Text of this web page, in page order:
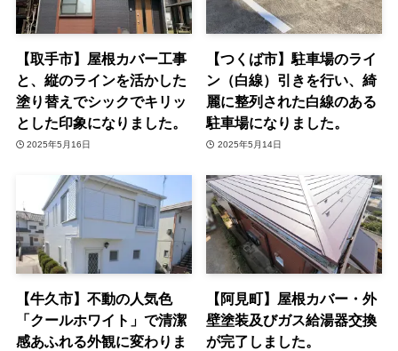
【取手市】屋根カバー工事
と、縦のラインを活かした
塗り替えでシックでキリッ
とした印象になりました。
2025年5月16日
【つくば市】駐車場のライ
ン（白線）引きを行い、綺
麗に整列された白線のある
駐車場になりました。
2025年5月14日
【牛久市】不動の人気色
「クールホワイト」で清潔
感あふれる外観に変わりま
【阿見町】屋根カバー・外
壁塗装及びガス給湯器交換
が完了しました。